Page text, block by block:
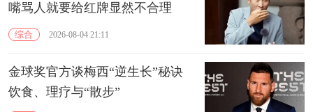
嘴骂人就要给红牌显然不合理
综合 2026-08-04 21:11
金球奖官方谈梅西“逆生长”秘诀
饮食、理疗与“散步”